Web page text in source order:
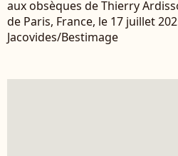
aux obsèques de Thierry
de Paris, France, le 17 juillet
Jacovides/Bestimage